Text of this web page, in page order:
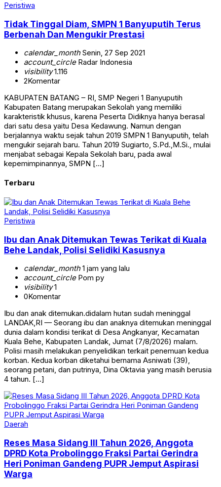
Peristiwa
Tidak Tinggal Diam, SMPN 1 Banyuputih Terus
Berbenah Dan Mengukir Prestasi
calendar_monthSenin, 27 Sep 2021
account_circleRadar Indonesia
visibility1.116
2Komentar
KABUPATEN BATANG – RI, SMP Negeri 1 Banyuputih
Kabupaten Batang merupakan Sekolah yang memiliki
karakteristik khusus, karena Peserta Didiknya hanya berasal
dari satu desa yaitu Desa Kedawung. Namun dengan
berjalannya waktu sejak tahun 2019 SMPN 1 Banyuputih, telah
mengukir sejarah baru. Tahun 2019 Sugiarto, S.Pd.,M.Si., mulai
menjabat sebagai Kepala Sekolah baru, pada awal
kepemimpinannya, SMPN […]
Terbaru
Peristiwa
Ibu dan Anak Ditemukan Tewas Terikat di Kuala
Behe Landak, Polisi Selidiki Kasusnya
calendar_month1 jam yang lalu
account_circlePom py
visibility1
0Komentar
Ibu dan anak ditemukan.didalam hutan sudah meninggal
LANDAK,RI — Seorang ibu dan anaknya ditemukan meninggal
dunia dalam kondisi terikat di Desa Angkanyar, Kecamatan
Kuala Behe, Kabupaten Landak, Jumat (7/8/2026) malam.
Polisi masih melakukan penyelidikan terkait penemuan kedua
korban. Kedua korban diketahui bernama Asniwati (39),
seorang petani, dan putrinya, Dina Oktavia yang masih berusia
4 tahun. […]
Daerah
Reses Masa Sidang III Tahun 2026, Anggota
DPRD Kota Probolinggo Fraksi Partai Gerindra
Heri Poniman Gandeng PUPR Jemput Aspirasi
Warga